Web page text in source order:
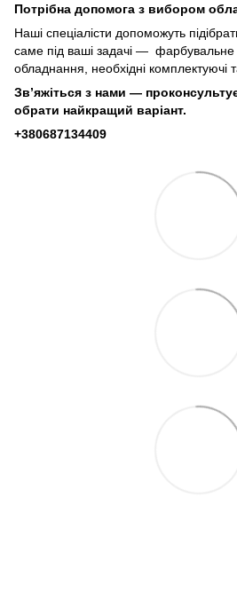
Потрібна допомога з вибором
Наші спеціалісти допоможуть
саме під ваші задачі —
обладнання, необхідні комплектуючі
Зв’яжіться з нами —
обрати найкращий варіант.
+380687134409